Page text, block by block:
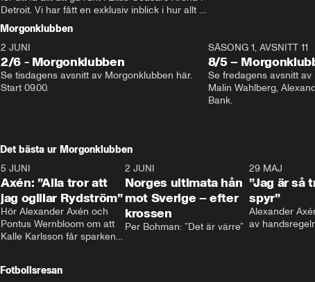
Detroit. Vi har fått en exklusiv inblick i hur allt
fungerar inför och under match i världens
bästa hockeyliga
Morgonklubben
2 JUNI
2/6 - Morgonklubben
Se tisdagens avsnitt av Morgonklubben här.
SÄSONG 1, AVSNITT 11
8/5 –
Se fredagens avsnitt
Malin Wahlberg,
Bank.
Det bästa ur Morgonklubben
0:44
5 JUNI
Axén: ”Alla tror att
jag ogillar Rydström”
Hör Alexander Axén och
Pontus Wernbloom om att
Kalle Karlsson får sparken
0:26
2 JUNI
Norges ultimata hån
mot Sverige – efter
krossen
Per Bohman: ”Det är värre”
29 MAJ
”Jag är så
spyr”
Alexander
av
Fotbollsresan